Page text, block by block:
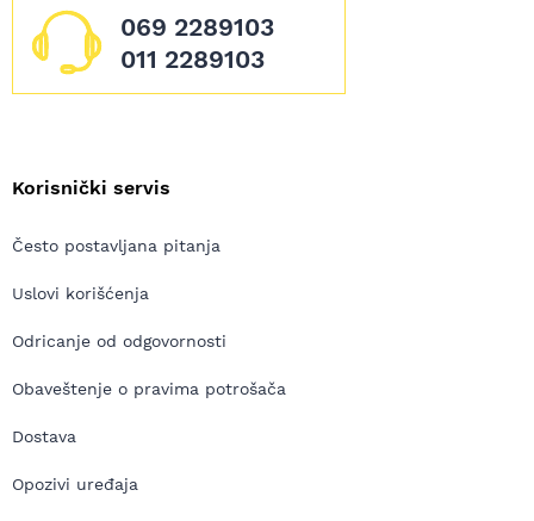
069 2289103
011 2289103
Korisnički servis
Često postavljana pitanja
Uslovi korišćenja
Odricanje od odgovornosti
Obaveštenje o pravima potrošača
Dostava
Opozivi uređaja